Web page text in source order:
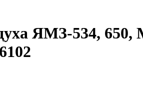
ЯМЗ-534,